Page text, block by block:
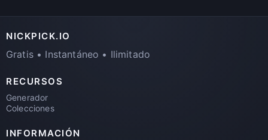
NICKPICK.IO
Gratis • Instantáneo • Ilimitado
RECURSOS
Generador
Colecciones
INFORMACIÓN